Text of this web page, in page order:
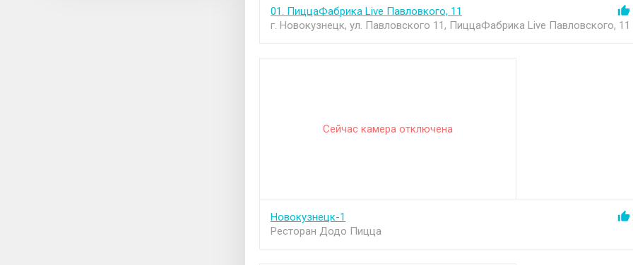
01. ПиццаФабрика Live Павловкого, 11
г. Новокузнецк, ул. Павловского 11, ПиццаФабрика Live Павловского, 11
Сейчас камера отключена
Новокузнецк-1
Ресторан Додо Пицца